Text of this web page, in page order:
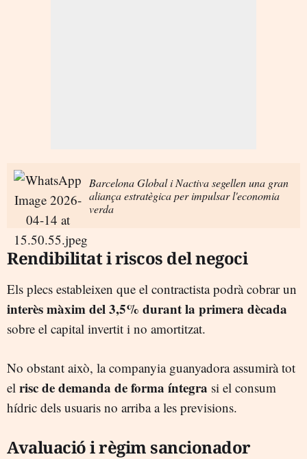
Barcelona Global i Nactiva segellen una gran
aliança estratègica per impulsar l'economia
verda
Rendibilitat i riscos del negoci
Els plecs estableixen que el contractista podrà cobrar un
interès màxim del 3,5% durant la primera dècada
sobre el capital invertit i no amortitzat.
No obstant això, la companyia guanyadora assumirà tot
el risc de demanda de forma íntegra si el consum
hídric dels usuaris no arriba a les previsions.
Avaluació i règim sancionador